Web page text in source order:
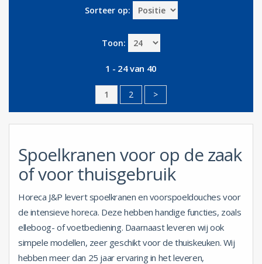
Sorteer op:
Toon:
1 - 24 van 40
1 2 >
Spoelkranen voor op de zaak
of voor thuisgebruik
Horeca J&P levert spoelkranen en voorspoeldouches voor
de intensieve horeca. Deze hebben handige functies, zoals
elleboog- of voetbediening. Daarnaast leveren wij ook
simpele modellen, zeer geschikt voor de thuiskeuken. Wij
hebben meer dan 25 jaar ervaring in het leveren,